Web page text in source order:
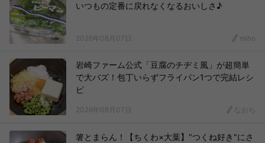
いつもの定番に戻れなくなるおいしさ♪
2026年08月07日 miho
岩崎ファーム公式「豆腐のチヂミ風」が超簡単
で大バズ！包丁いらずフライパン1つで完結レシ
ピ
2026年08月07日 なおち
箸とまらん！【ちくわ×大葉】"つくね好き"にさ